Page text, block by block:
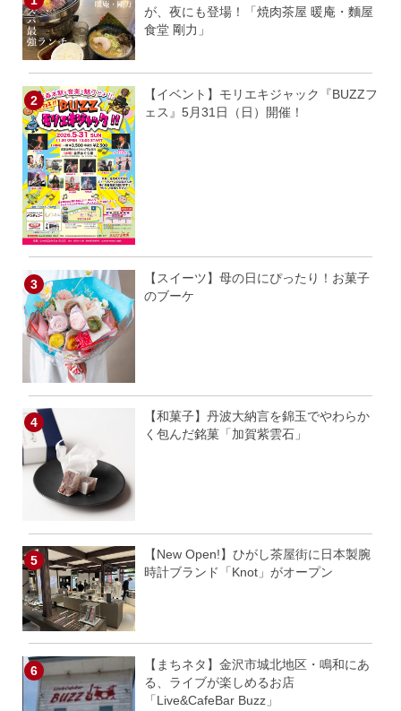
が、夜にも登場！「焼肉茶屋 暖庵・麵屋
食堂 剛力」
【イベント】モリエキジャック『BUZZフ
ェス』5月31日（日）開催！
【スイーツ】母の日にぴったり！お菓子
のブーケ
【和菓子】丹波大納言を錦玉でやわらか
く包んだ銘菓「加賀紫雲石」
【New Open!】ひがし茶屋街に日本製腕
時計ブランド「Knot」がオープン
【まちネタ】金沢市城北地区・鳴和にあ
る、ライブが楽しめるお店
「Live&CafeBar Buzz」